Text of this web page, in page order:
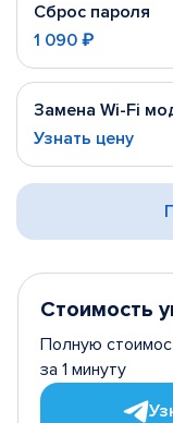
Сброс пароля
1 090 ₽
Замена Wi-Fi
Узнать цену
Стоимость
Полную
за 1 минуту